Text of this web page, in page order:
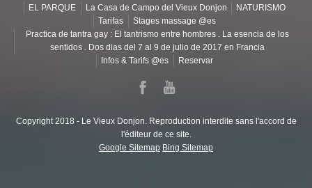
EL PARQUE
La Casa de Campo del Vieux Donjon
NATURISMO
Tarifas
Stages massage @es
Practica de tantra gay : El tantrismo entre hombres . La esencia de los
sentidos . Dos dias del 7 al 9 de julio de 2017 en Francia
Infos & Tarifs @es
Reservar
Copyright 2018 - Le Vieux Donjon. Reproduction interdite sans l'accord de
l'éditeur de ce site.
Google Sitemap Bing Sitemap